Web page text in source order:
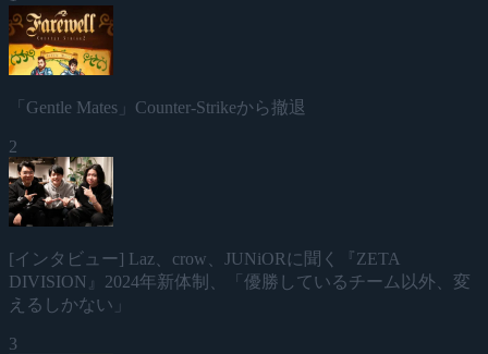
「Gentle Mates」Counter-Strikeから撤退
2
[インタビュー] Laz、crow、JUNiORに聞く『ZETA
DIVISION』2024年新体制、「優勝しているチーム以外、変
えるしかない」
3